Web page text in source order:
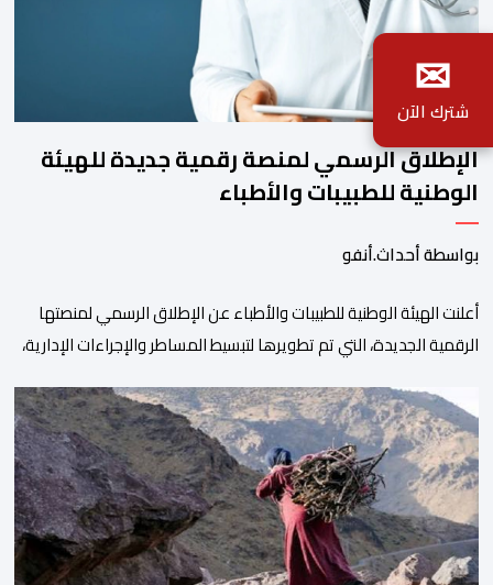
الإطلاق الرسمي لمنصة رقمية جديدة للهيئة
الوطنية للطبيبات والأطباء
بواسطة أحداث.أنفو
أعلنت الهيئة الوطنية للطبيبات والأطباء عن الإطلاق الرسمي لمنصتها
الرقمية الجديدة، التي تم تطويرها لتبسيط المساطر والإجراءات الإدارية،
والمجالس الجهوية للهيئة إلى جانب الهيئة الوطنية. وذكر بلاغ للهيئة أن
هذه المنصة، التي تم إطلاقها في إطار استراتيجيتها الرامية إلى التحديث
والتحول الرقمي، تشكل خطوة مهمة في […]
✉
شترك الآن